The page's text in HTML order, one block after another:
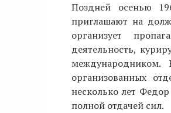
Поздней осенью
приглашают на
организует
деятельность,
организованных
несколько лет
полной отдачей сил.